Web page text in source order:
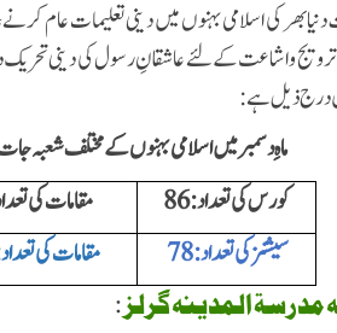
بھر کی اسلامی بہنوں میں دینی تعلیمات عام
و اشاعت کے لئے عاشقانِ رسول کی دینی تحریک
درج ذیل ہے:
ماہِ دسمبر میں اسلامی بہنوں کے مختلف شعبہ
کورس کی تعداد:86
مقامات کی
سیشنز کی تعداد: 78
مقامات کی
: